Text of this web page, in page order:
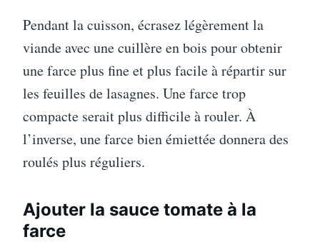
Pendant la cuisson, écrasez légèrement la
viande avec une cuillère en bois pour obtenir
une farce plus fine et plus facile à répartir sur
les feuilles de lasagnes. Une farce trop
compacte serait plus difficile à rouler. À
l’inverse, une farce bien émiettée donnera des
roulés plus réguliers.
Ajouter la sauce tomate à la
farce